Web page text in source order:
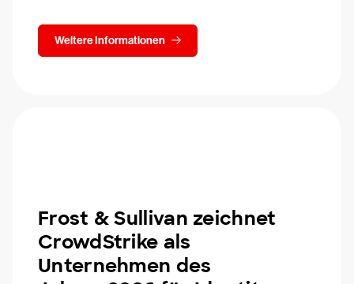
Weitere Informationen
Frost & Sullivan zeichnet
CrowdStrike als
Unternehmen des